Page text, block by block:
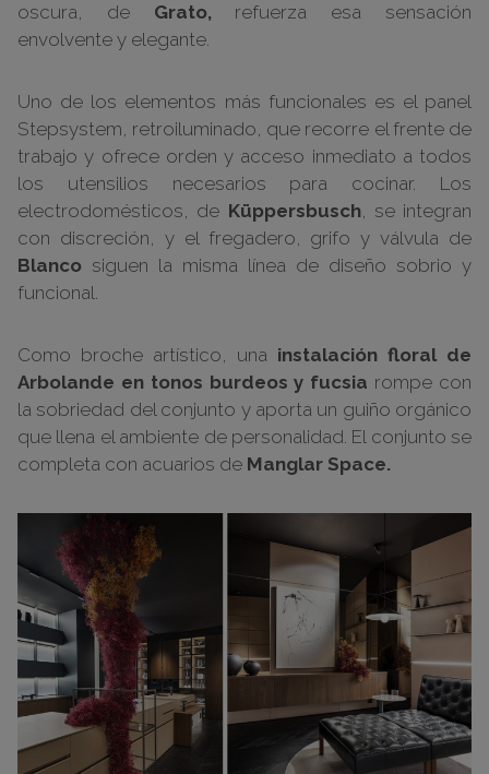
oscura, deGrato,refuerza esa sensación
envolvente y elegante.
Uno de los elementos más funcionales es el panel
Stepsystem, retroiluminado, que recorre el frente de
trabajo y ofrece orden y acceso inmediato a todos
los utensilios necesarios para cocinar. Los
electrodomésticos, de Küppersbusch, se integran
con discreción, y el fregadero, grifo y válvula de
Blanco siguen la misma línea de diseño sobrio y
funcional.
Como broche artístico, una instalación floral de
Arbolande en tonos burdeos y fucsia rompe con
la sobriedad del conjunto y aporta un guiño orgánico
que llena el ambiente de personalidad. El conjunto se
completa con acuarios de Manglar Space.